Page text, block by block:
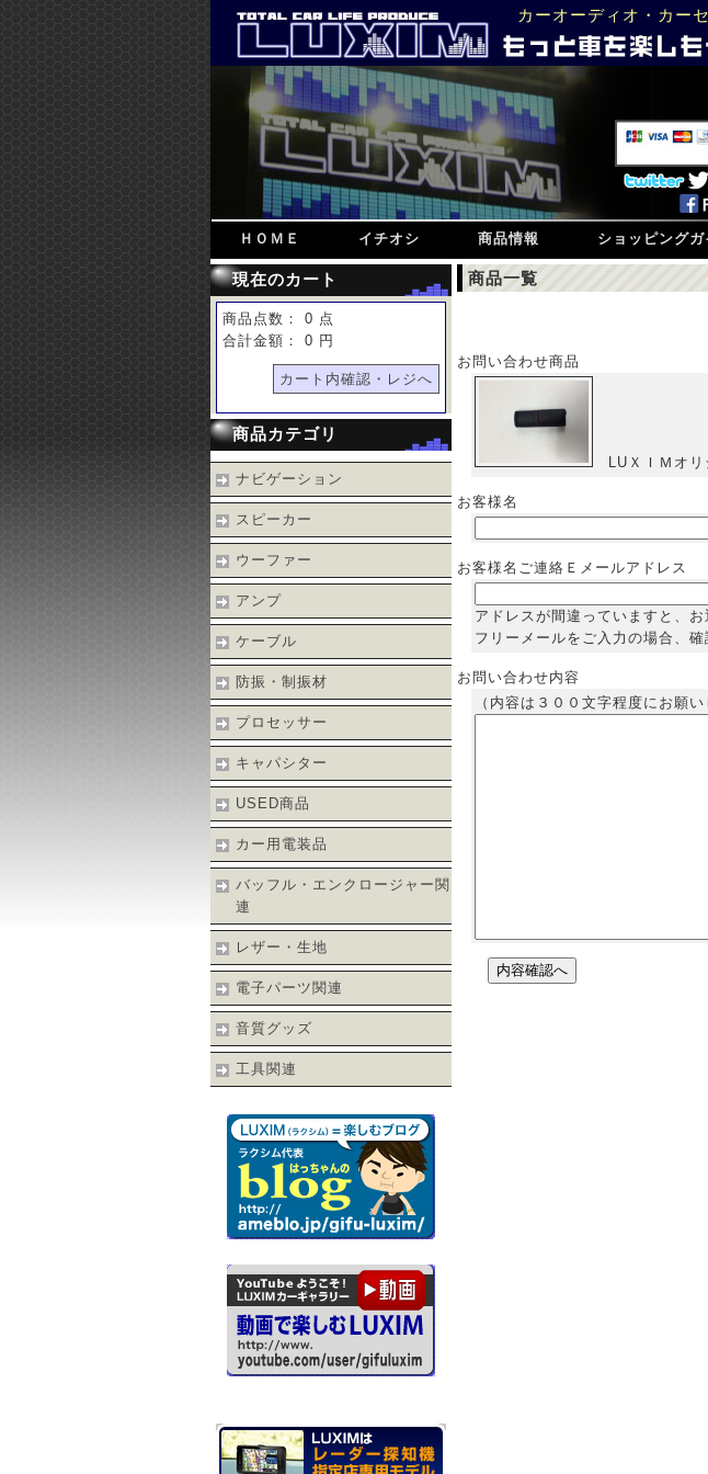
カーオーディオ・カー
ＨＯＭＥ イチオシ 商品情報 ショッピングガ
現在のカート
商品点数： 0 点
合計金額： 0 円
カート内確認・レジへ
商品カテゴリ
ナビゲーション
スピーカー
ウーファー
アンプ
ケーブル
防振・制振材
プロセッサー
キャパシター
USED商品
カー用電装品
バッフル・エンクロージャー関
連
レザー・生地
電子パーツ関連
音質グッズ
工具関連
商品一覧
お問い合わせ商品
LUＸＩＭオリ
お客様名
お客様名ご連絡Ｅメールアドレス
アドレスが間違っていますと、
フリーメールをご入力の場合、
お問い合わせ内容
（内容は３００文字程度にお願い